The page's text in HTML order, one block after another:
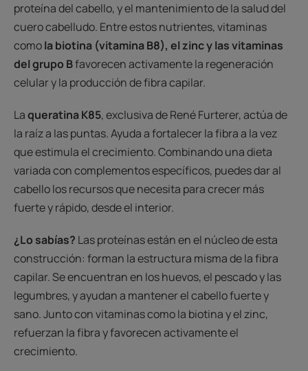
proteína del cabello, y el mantenimiento de la salud del
cuero cabelludo. Entre estos nutrientes, vitaminas
comola biotina (vitamina B8), el zinc y las vitaminas
del grupo Bfavorecen activamente la regeneración
celular y la producción de fibra capilar.
Laqueratina K85, exclusiva de René Furterer, actúa de
la raíz a las puntas. Ayuda a fortalecer la fibra a la vez
que estimula el crecimiento. Combinando una dieta
variada con complementos específicos, puedes dar al
cabello los recursos que necesita para crecer más
fuerte y rápido, desde el interior.
¿Lo sabías? Las proteínas están en el núcleo de esta
construcción: forman la estructura misma de la fibra
capilar. Se encuentran en los huevos, el pescado y las
legumbres, y ayudan a mantener el cabello fuerte y
sano. Junto con vitaminas como la biotina y el zinc,
refuerzan la fibra y favorecen activamente el
crecimiento.